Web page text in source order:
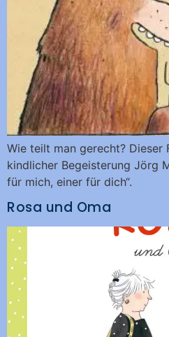
Wie teilt man gerecht? Dieser
kindlicher Begeisterung Jörg
für mich, einer für dich“.
Rosa und Oma